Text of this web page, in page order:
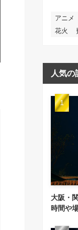
アニメ
花火
人気の
大阪・
時間や